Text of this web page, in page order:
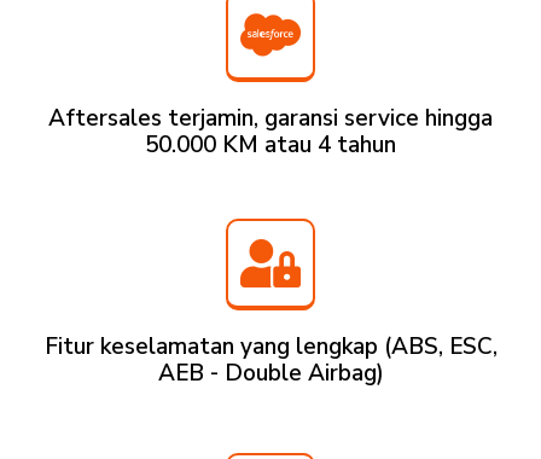
Aftersales terjamin, garansi service hingga
50.000 KM atau 4 tahun
Fitur keselamatan yang lengkap (ABS, ESC,
AEB - Double Airbag)